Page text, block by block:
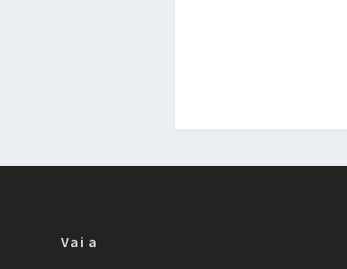
Vai a